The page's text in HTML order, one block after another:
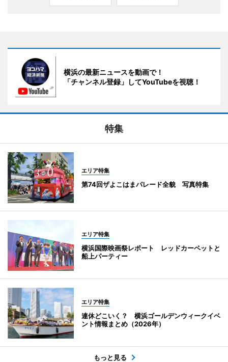
横浜の最新ニュースを動画で！
「チャンネル登録」してYouTubeを視聴！
特集
エリア特集
第74回ザよこはまパレード全貌 写真特集
エリア特集
横浜国際映画祭レポート レッドカーペットと
船上パーティー
エリア特集
連休どこいく？ 横浜ゴールデンウィークイベ
ント情報まとめ（2026年）
もっと見る